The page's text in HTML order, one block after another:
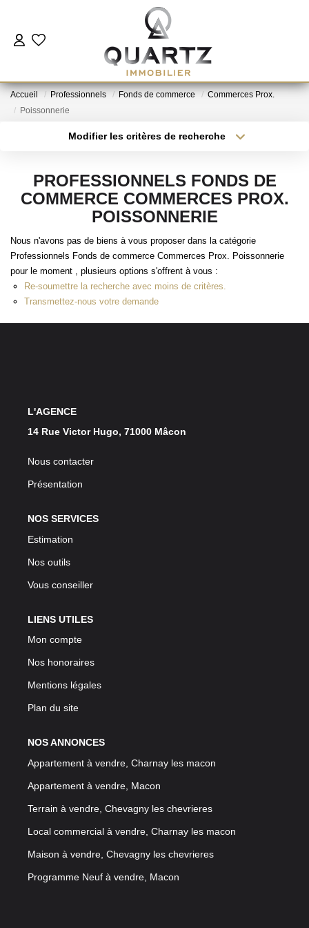
ESTIMER
NOUS REJOINDRE
L'AGENCE
CONTACT
Accueil Professionnels Fonds de commerce
Commerces Prox.
Poissonnerie
Modifier les critères de recherche
Sélectionnez...
Type de bien
Surface min
Créer une alerte
PROFESSIONNELS FONDS DE
COMMERCE COMMERCES PROX.
POISSONNERIE
Nous n'avons pas de biens à vous proposer dans la catégorie
Professionnels Fonds de commerce Commerces Prox. Poissonnerie
pour le moment , plusieurs options s'offrent à vous :
Re-soumettre la recherche avec moins de critères.
Transmettez-nous votre demande
L'AGENCE
14 Rue Victor Hugo, 71000 Mâcon
Nous contacter
Présentation
NOS SERVICES
Estimation
Nos outils
Vous conseiller
LIENS UTILES
Mon compte
Nos honoraires
Mentions légales
Plan du site
NOS ANNONCES
Appartement à vendre, Charnay les macon
Appartement à vendre, Macon
Terrain à vendre, Chevagny les chevrieres
Local commercial à vendre, Charnay les macon
Maison à vendre, Chevagny les chevrieres
Programme Neuf à vendre, Macon